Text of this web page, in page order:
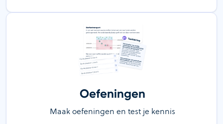
Oefeningen
Maak oefeningen en test je kennis